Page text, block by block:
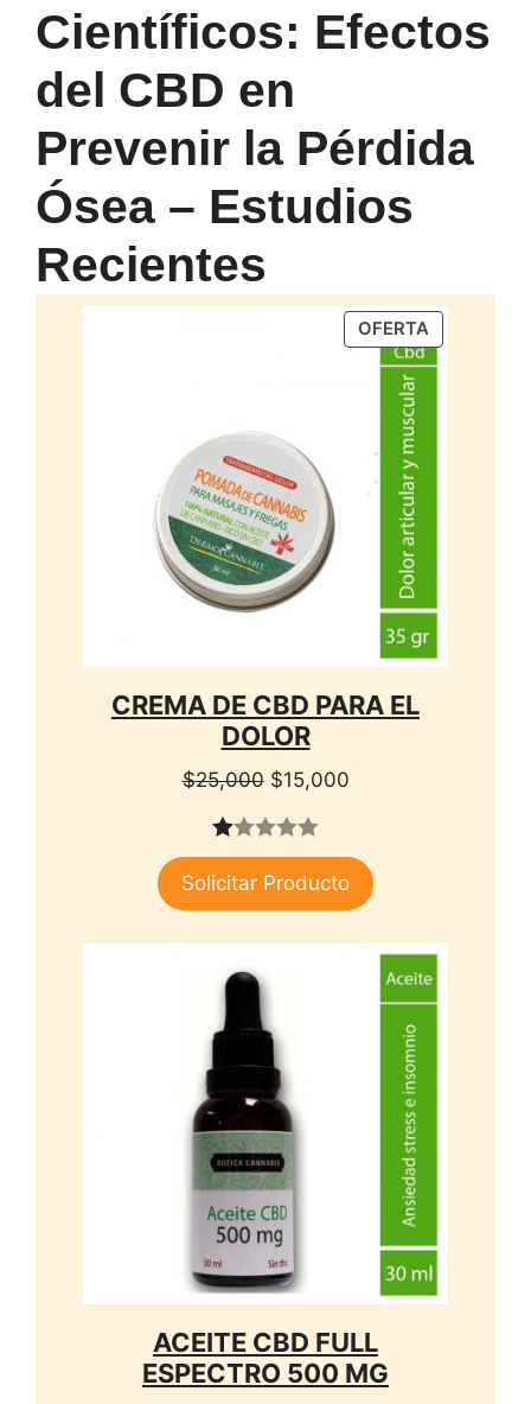
Científicos: Efectos
del CBD en
Prevenir la Pérdida
Ósea – Estudios
Recientes
OFERTAPRODUCTO
EN
CREMA DE CBD PARA EL
DOLOR
$25,000 El
original
$25,000.
$15,000El
es:
$15,000.
1.
00
Solicitar Producto
ACEITE CBD FULL
ESPECTRO 500 MG